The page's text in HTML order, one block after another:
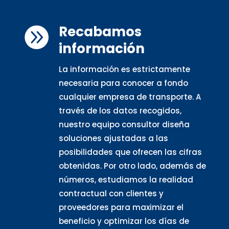

Recabamos
información
La información es estrictamente
necesaria para conocer a fondo
cualquier empresa de transporte. A
través de los datos recogidos,
nuestro equipo consultor diseña
soluciones ajustadas a las
posibilidades que ofrecen las cifras
obtenidas. Por otro lado, además de
números, estudiamos la realidad
contractual con clientes y
proveedores para maximizar el
beneficio y optimizar los días de